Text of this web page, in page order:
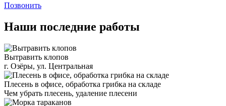
Позвонить
Наши последние работы
Вытравить клопов
г. Озёры, ул. Центральная
Плесень в офисе, обработка грибка на складе
Чем убрать плесень, удаление плесени